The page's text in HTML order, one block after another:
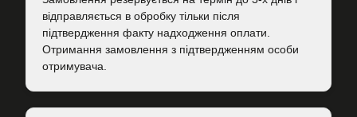
відправляється в обробку тільки після
підтвердження факту надходження оплати.
Отримання замовлення з підтвердженням особи
отримувача.